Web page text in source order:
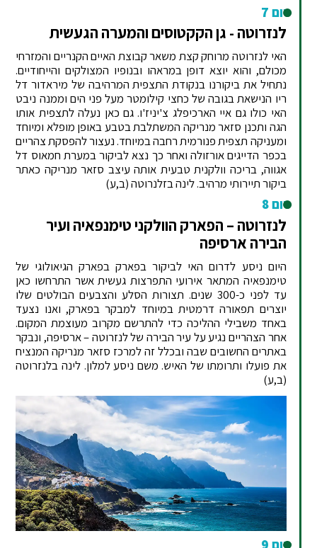
יום 7
לנזרוטה - גן הקקטוסים והמערה הגעשית
האי לנזרוטה מרוחק קצת משאר קבוצת האיים הקנריים והמזרחי
מכולם, והוא יוצא דופן במראהו ובנופיו המצולקים והייחודיים.
נתחיל את ביקורנו בנקודת התצפית המרהיבה של מיראדור דל
ריו הנישאת בגובה של כחצי קילומטר מעל פני הים וממנה ניבט
האי כולו גם איי הארכיפלג צ'יניז'ו. גם כאן נעלה לתצפית אותו
הגה ותכנן סזאר מנריקה המשתלבת בטבע באופן מופלא ומיוחד
ומעניקה תצפית פנורמית רחבה במיוחד. נעצור להפסקת צהריים
בכפר הדייגים אורזולה ואחר כך נצא לביקור במערת חמאוס דל
אגווה, בריכה וולקנית טבעית אותה עיצב סזאר מנריקה כאתר
ביקור תיירותי מרהיב. לינה בזלנרוטה (ב,ע)
יום 8
לנזרוטה – הפארק הוולקני טימנפאיה ועיר
הבירה ארסיפה
היום ניסע לדרום האי לביקור בפארק בפארק הגיאולוגי של
טימנפאיה המתאר אירועי התפרצות געשית אשר התרחשו כאן
עד לפני כ-300 שנים. תצורות הסלע והצבעים הבולטים שלו
יוצרים תפאורה דרמטית במיוחד למבקר בפארק, ואנו נצעד
באחד משבילי ההליכה כדי להתרשם מקרוב מעוצמת המקום.
אחר הצהריים נגיע על עיר הבירה של לנזרוטה – ארסיפה, ונבקר
באתרים החשובים שבה ובכלל זה למרכז סזאר מנריקה המנציח
את פועלו ותרומתו של האיש. משם ניסע למלון. לינה בלנזרוטה
(ב,ע)
יום 9